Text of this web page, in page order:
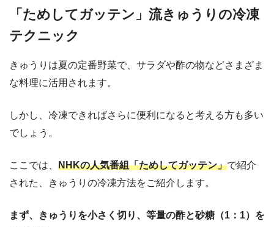
「ためしてガッテン」流きゅうりの冷凍
テクニック
きゅうりは夏の定番野菜で、サラダや酢の物などさまざま
な料理に活用されます。
しかし、冷凍できればさらに便利になると考える方も多い
でしょう。
ここでは、 NHKの人気番組「ためしてガッテン」で紹介
された、きゅうりの冷凍方法をご紹介します。
まず、きゅうりを小さく切り、等量の酢と砂糖（1：1）を